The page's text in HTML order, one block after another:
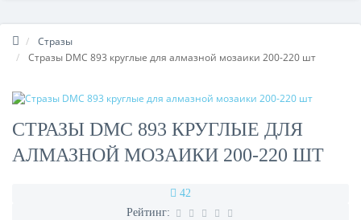
Стразы
Стразы DMC 893 круглые для алмазной мозаики 200-220 шт
СТРАЗЫ DMC 893 КРУГЛЫЕ ДЛЯ
АЛМАЗНОЙ МОЗАИКИ 200-220 ШТ
42
Рейтинг: